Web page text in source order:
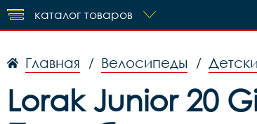
каталог товаров
Главная / Велосипеды /
Lorak Junior 20